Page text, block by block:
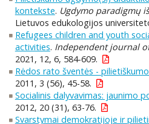
kontekste. Ugdymo paradigmų
Lietuvos edukologijos
Refugees children and youth
activities. Independent journal
2021, 12, 6, 584-609.
Rėdos rato šventės -
2011, 3 (56), 45-58.
Socialinis dalyvavimas: jaunimo
2012, 20 (31), 63-76.
Svarstymai demokratijoje ir